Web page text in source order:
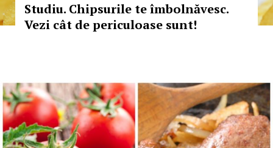
Studiu. Chipsurile te îmbolnăvesc.
Vezi cât de periculoase sunt!